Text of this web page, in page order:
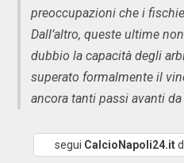
preoccupazioni che i
Dall’altro, queste ultime
dubbio la capacità degli
superato formalmente il
ancora tanti passi avanti
segui CalcioNapoli24.it